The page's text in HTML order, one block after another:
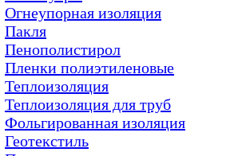
Огнеупорная изоляция
Пакля
Пенополистирол
Пленки полиэтиленовые
Теплоизоляция
Теплоизоляция для труб
Фольгированная изоляция
Геотекстиль